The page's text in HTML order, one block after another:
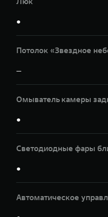
●
Потолок «Звездное
—
Омыватель камеры
●
Светодиодные фары
●
Автоматическое